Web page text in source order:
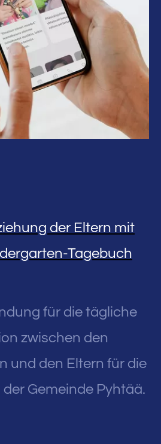
der Eltern mit
Tagebuch
für die tägliche
zwischen den
und den Eltern für die
Gemeinde Pyhtää.